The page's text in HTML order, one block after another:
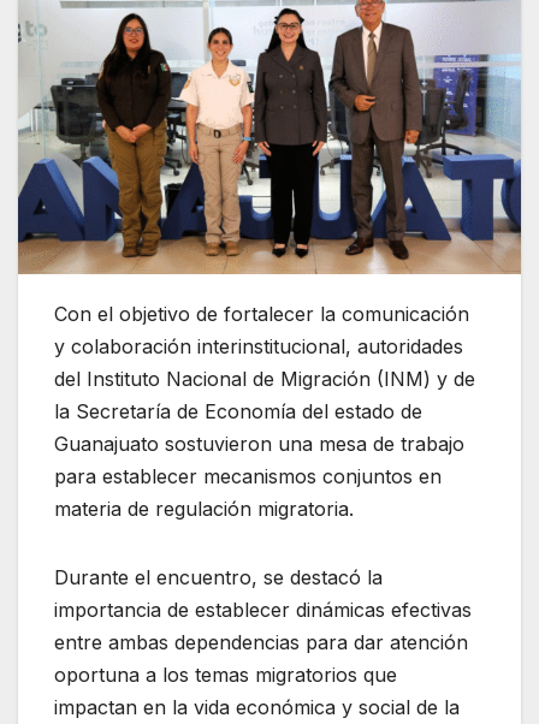
Con el objetivo de fortalecer la comunicación
y colaboración interinstitucional, autoridades
del Instituto Nacional de Migración (INM) y de
la Secretaría de Economía del estado de
Guanajuato sostuvieron una mesa de trabajo
para establecer mecanismos conjuntos en
materia de regulación migratoria.
Durante el encuentro, se destacó la
importancia de establecer dinámicas efectivas
entre ambas dependencias para dar atención
oportuna a los temas migratorios que
impactan en la vida económica y social de la